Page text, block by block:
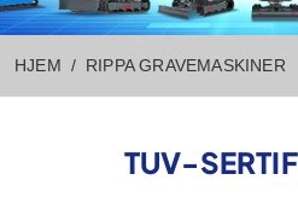
HJEM RIPPA GRAVEMASKINER
TUV-